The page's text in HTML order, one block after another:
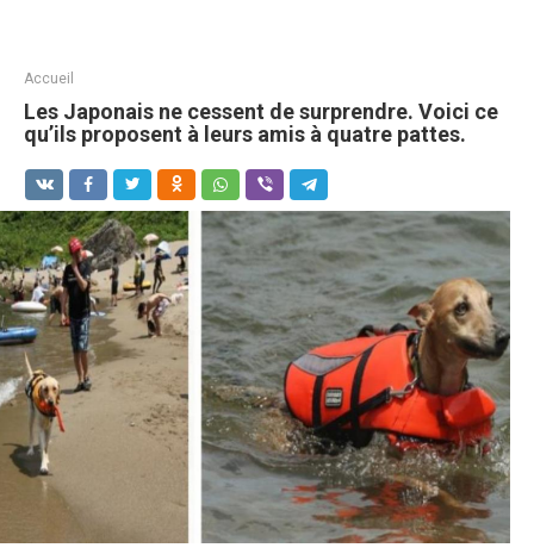
Accueil
Les Japonais ne cessent de surprendre. Voici ce
qu’ils proposent à leurs amis à quatre pattes.